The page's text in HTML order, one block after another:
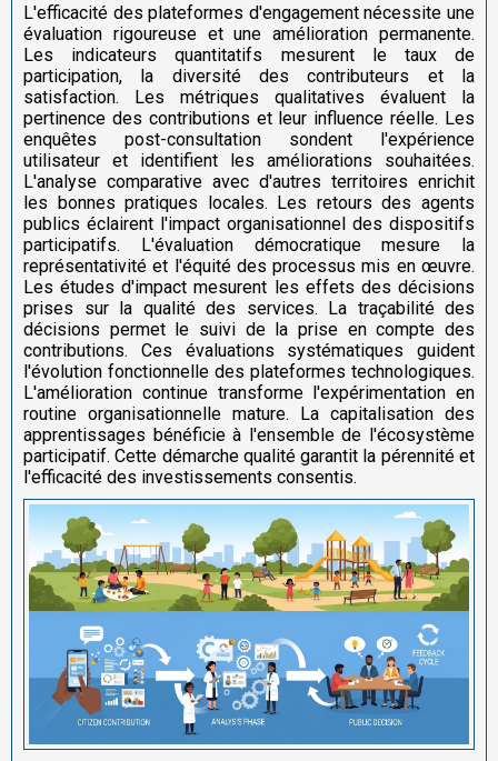
L'efficacité des plateformes d'engagement nécessite une
évaluation rigoureuse et une amélioration permanente.
Les indicateurs quantitatifs mesurent le taux de
participation, la diversité des contributeurs et la
satisfaction. Les métriques qualitatives évaluent la
pertinence des contributions et leur influence réelle. Les
enquêtes post-consultation sondent l'expérience
utilisateur et identifient les améliorations souhaitées.
L'analyse comparative avec d'autres territoires enrichit
les bonnes pratiques locales. Les retours des agents
publics éclairent l'impact organisationnel des dispositifs
participatifs. L'évaluation démocratique mesure la
représentativité et l'équité des processus mis en œuvre.
Les études d'impact mesurent les effets des décisions
prises sur la qualité des services. La traçabilité des
décisions permet le suivi de la prise en compte des
contributions. Ces évaluations systématiques guident
l'évolution fonctionnelle des plateformes technologiques.
L'amélioration continue transforme l'expérimentation en
routine organisationnelle mature. La capitalisation des
apprentissages bénéficie à l'ensemble de l'écosystème
participatif. Cette démarche qualité garantit la pérennité et
l'efficacité des investissements consentis.